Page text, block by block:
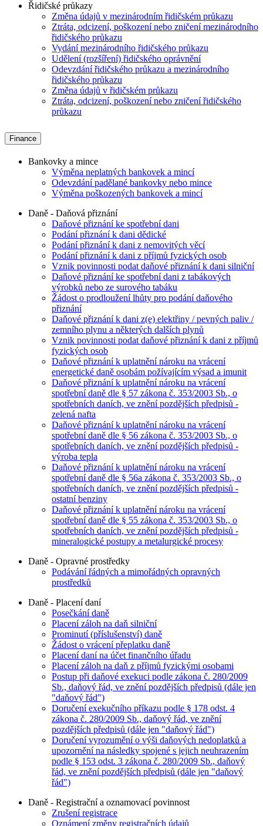
Řidičské průkazy
Změna údajů v mezinárodním řidičském průkazu
Ztráta, odcizení, poškození nebo zničení mezinárodního
řidičského průkazu
Vydání mezinárodního řidičského průkazu
Udělení (rozšíření) řidičského oprávnění
Odevzdání řidičského průkazu a mezinárodního
řidičského průkazu
Změna údajů v řidičském průkazu
Ztráta, odcizení, poškození nebo zničení řidičského
průkazu
Finance
Bankovky a mince
Výměna neplatných bankovek a mincí
Odevzdání padělané bankovky nebo mince
Výměna poškozených bankovek a mincí
Daně - Daňová přiznání
Daňové přiznání ke spotřební dani
Podání přiznání k dani dědické
Podání přiznání k dani z nemovitých věcí
Podání přiznání k dani z příjmů fyzických osob
Vznik povinnosti podat daňové přiznání k dani silniční
Daňové přiznání ke spotřební dani z tabákových
výrobků nebo ze surového tabáku
Žádost o prodloužení lhůty pro podání daňového
přiznání
Daňové přiznání k dani z(e) elektřiny / pevných paliv /
zemního plynu a některých dalších plynů
Vznik povinnosti podat daňové přiznání k dani z příjmů
fyzických osob
Daňové přiznání k uplatnění nároku na vrácení
energetické daně osobám požívajícím výsad a imunit
Daňové přiznání k uplatnění nároku na vrácení
spotřební daně dle § 57 zákona č. 353/2003 Sb., o
spotřebních daních, ve znění pozdějších předpisů -
zelená nafta
Daňové přiznání k uplatnění nároku na vrácení
spotřební daně dle § 56 zákona č. 353/2003 Sb., o
spotřebních daních, ve znění pozdějších předpisů -
výroba tepla
Daňové přiznání k uplatnění nároku na vrácení
spotřební daně dle § 56a zákona č. 353/2003 Sb., o
spotřebních daních, ve znění pozdějších předpisů -
ostatní benziny
Daňové přiznání k uplatnění nároku na vrácení
spotřební daně dle § 55 zákona č. 353/2003 Sb., o
spotřebních daních, ve znění pozdějších předpisů -
mineralogické postupy a metalurgické procesy
Daně - Opravné prostředky
Podávání řádných a mimořádných opravných
prostředků
Daně - Placení daní
Posečkání daně
Placení záloh na daň silniční
Prominutí (příslušenství) daně
Žádost o vrácení přeplatku daně
Placení daní na účet finančního úřadu
Placení záloh na daň z příjmů fyzickými osobami
Postup při daňové exekuci podle zákona č. 280/2009
Sb., daňový řád, ve znění pozdějších předpisů (dále jen
"daňový řád")
Doručení exekučního příkazu podle § 178 odst. 4
zákona č. 280/2009 Sb., daňový řád, ve znění
pozdějších předpisů (dále jen "daňový řád")
Doručení vyrozumění o výši daňových nedoplatků a
upozornění na následky spojené s jejich neuhrazením
podle § 153 odst. 3 zákona č. 280/2009 Sb., daňový
řád, ve znění pozdějších předpisů (dále jen "daňový
řád")
Daně - Registrační a oznamovací povinnost
Zrušení registrace
Oznámení změny registračních údajů